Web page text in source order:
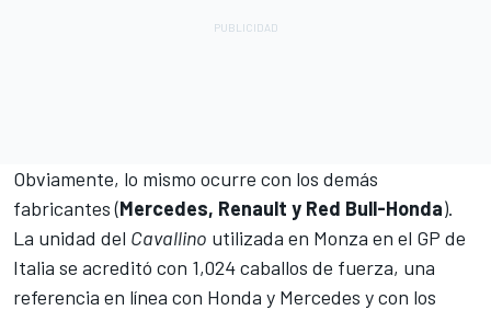
Obviamente, lo mismo ocurre con los demás
fabricantes (Mercedes, Renault y Red Bull-Honda).
La unidad del Cavallino utilizada en Monza en el GP de
Italia se acreditó con 1,024 caballos de fuerza, una
referencia en línea con Honda y Mercedes y con los